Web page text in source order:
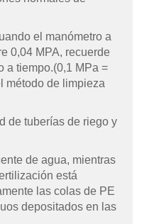
el manómetro a
0,04 MPA, recuerde
a tiempo.(0,1 MPa =
método de limpieza
de tuberías de riego y
de agua, mientras
está
las colas de PE
depositados en las